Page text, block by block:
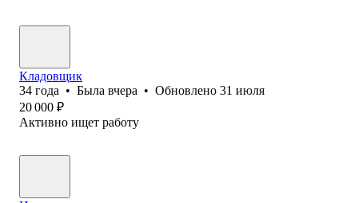
Кладовщик
34 года • Была вчера • Обновлено 31 июля
20 000 ₽
Активно ищет работу